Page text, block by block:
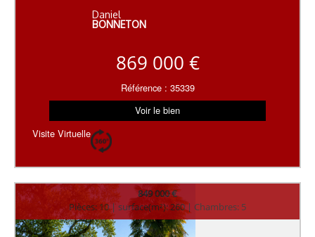
Daniel
BONNETON
869 000 €
Référence : 35339
Voir le bien
Visite Virtuelle
849 000 €
Pièces: 10 | surface(m²): 260 | Chambres: 5